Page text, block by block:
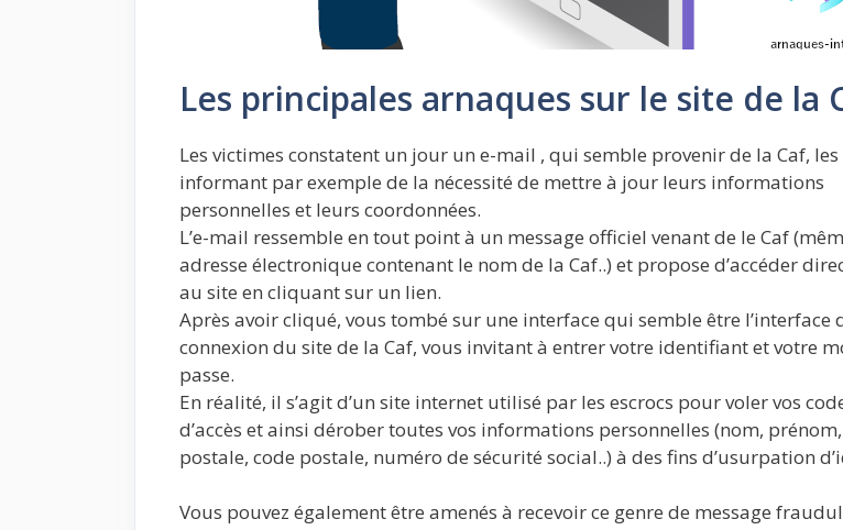
Les principales arnaques sur le site de la
Les victimes constatent un jour un e-mail , qui semble provenir de la Caf, les
informant par exemple de la nécessité de mettre à jour leurs informations
personnelles et leurs coordonnées.
L’e-mail ressemble en tout point à un message officiel venant de le Caf
adresse électronique contenant le nom de la Caf..) et propose d’accéder
au site en cliquant sur un lien.
Après avoir cliqué, vous tombé sur une interface qui semble être l’interface
connexion du site de la Caf, vous invitant à entrer votre identifiant et votre
passe.
En réalité, il s’agit d’un site internet utilisé par les escrocs pour voler vos
d’accès et ainsi dérober toutes vos informations personnelles (nom,
postale, code postale, numéro de sécurité social..) à des fins d’usurpation
Vous pouvez également être amenés à recevoir ce genre de message